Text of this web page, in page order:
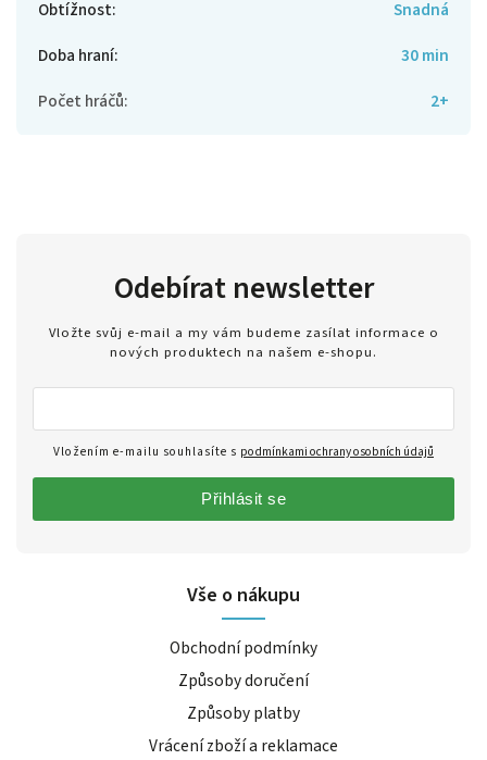
Obtížnost:
Snadná
Doba hraní:
30 min
Počet hráčů: 2+
Vše o nákupu
Obchodní podmínky
Způsoby doručení
Způsoby platby
Vrácení zboží a reklamace
Odebírat newsletter
Vložte svůj e-mail a my vám budeme zasílat informace o
nových produktech na našem e-shopu.
Vložením e-mailu souhlasíte s podmínkami ochrany osobních údajů
Přihlásit se